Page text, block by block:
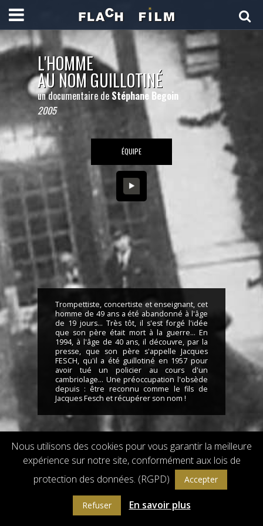
L'HOMME
AU NOM GUILLOTINÉ
un documentaire de Stéphane Begoin
2005
ÉQUIPE
Trompettiste, concertiste et enseignant, cet
homme de 49 ans a été abandonné à l'âge
de 19 jours... Très tôt, il s'est forgé l'idée
que son père était mort à la guerre... En
1994, à l'âge de 40 ans, il découvre, par la
presse, que son père s'appelle Jacques
FESCH, qu'il a été guillotiné en 1957 pour
avoir tué un policier au cours d'un
cambriolage... Une préoccupation l'obsède
depuis : être reconnu comme le fils de
Jacques Fesch et récupérer son nom !
Droits de reproduction et de diffusion réservés © 2018 Flach Film
GW - Agence Web Bordeaux
INFOS DU SITE
Nous utilisons des cookies pour vous garantir la meilleure
expérience sur notre site, conformément aux lois de
protection des données. (RGPD)
Accepter
Refuser En savoir plus